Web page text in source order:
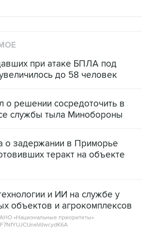
при атаке БПЛА под
до 58 человек
о решении сосредоточить в
службы тыла Минобороны
о задержании в Приморье
теракт на объекте
и ИИ на службе у
объектов и агрокомплексов
«Национальные приоритеты».